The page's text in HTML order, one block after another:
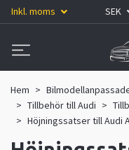
Inkl. moms SEK
Hem
Tillbehör till Audi
Höjningssatser till Audi